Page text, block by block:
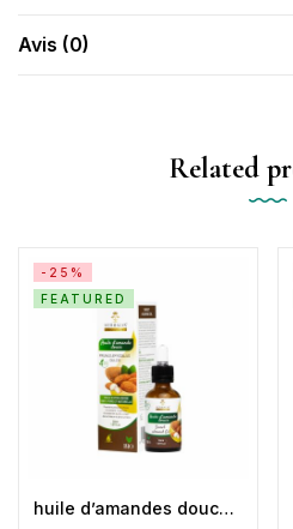
Avis (0)
Related
-25%
FEATURED
huile d’amandes douces 30 ml